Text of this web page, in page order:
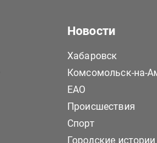
Новости
Хабаровск
Комсомольск-на-
ЕАО
Происшествия
Спорт
Городские истории